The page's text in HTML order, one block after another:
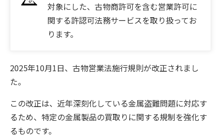
対象にした、古物商許可を含む営業許可に
関する許認可法務サービスを取り扱ってお
ります。
2025年10月1日、古物営業法施行規則が改正されまし
た。
この改正は、近年深刻化している金属盗難問題に対応す
るため、特定の金属製品の買取りに関する規制を強化す
るものです。